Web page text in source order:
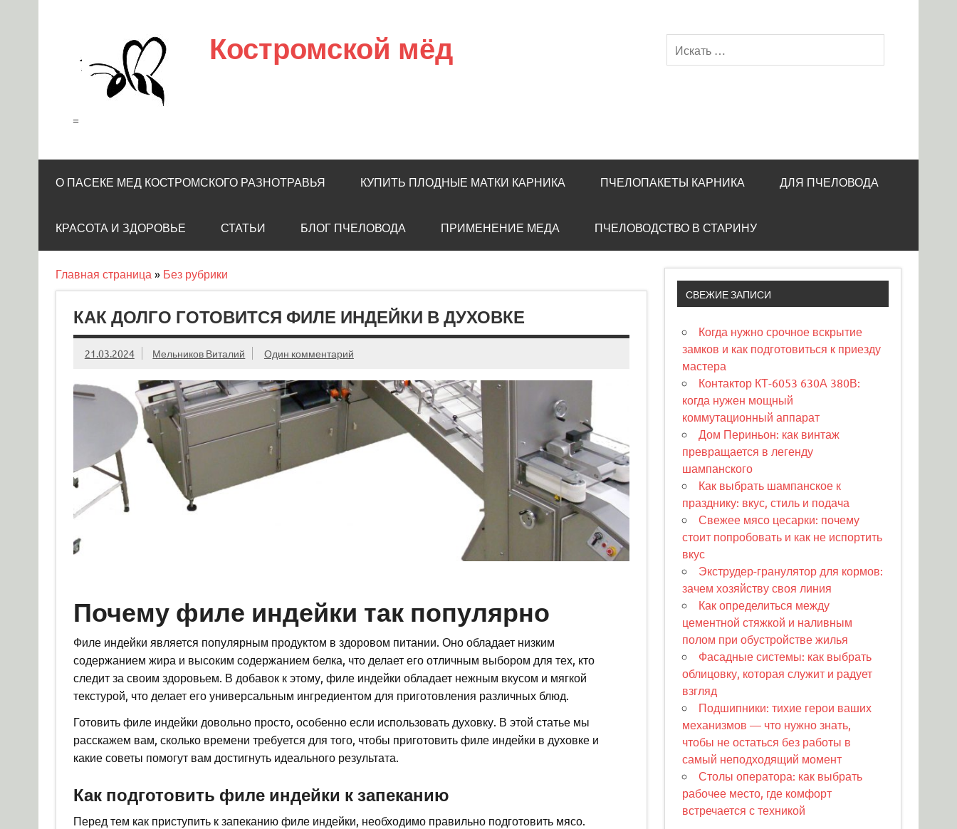
Костромской мёд
=
О ПАСЕКЕ МЕД КОСТРОМСКОГО РАЗНОТРАВЬЯ КУПИТЬ ПЛОДНЫЕ МАТКИ КАРНИКА ПЧЕЛОПАКЕТЫ КАРНИКА ДЛЯ ПЧЕЛОВОДА
КРАСОТА И ЗДОРОВЬЕ СТАТЬИ БЛОГ ПЧЕЛОВОДА ПРИМЕНЕНИЕ МЕДА ПЧЕЛОВОДСТВО В СТАРИНУ
Главная страница » Без рубрики
КАК ДОЛГО ГОТОВИТСЯ ФИЛЕ ИНДЕЙКИ В ДУХОВКЕ
21.03.2024 Мельников Виталий Один комментарий
Почему филе индейки так популярно
Филе индейки является популярным продуктом в здоровом питании. Оно обладает низким
содержанием жира и высоким содержанием белка, что делает его отличным выбором для тех, кто
следит за своим здоровьем. В добавок к этому, филе индейки обладает нежным вкусом и мягкой
текстурой, что делает его универсальным ингредиентом для приготовления различных блюд.
Готовить филе индейки довольно просто, особенно если использовать духовку. В этой статье мы
расскажем вам, сколько времени требуется для того, чтобы приготовить филе индейки в духовке и
какие советы помогут вам достигнуть идеального результата.
Как подготовить филе индейки к запеканию
Перед тем как приступить к запеканию филе индейки, необходимо правильно подготовить мясо.
СВЕЖИЕ ЗАПИСИ
Когда нужно срочное вскрытие
замков и как подготовиться к приезду
мастера
Контактор КТ-6053 630А 380В:
когда нужен мощный
коммутационный аппарат
Дом Периньон: как винтаж
превращается в легенду
шампанского
Как выбрать шампанское к
празднику: вкус, стиль и подача
Свежее мясо цесарки: почему
стоит попробовать и как не испортить
вкус
Экструдер-гранулятор для кормов:
зачем хозяйству своя линия
Как определиться между
цементной стяжкой и наливным
полом при обустройстве жилья
Фасадные системы: как выбрать
облицовку, которая служит и радует
взгляд
Подшипники: тихие герои ваших
механизмов — что нужно знать,
чтобы не остаться без работы в
самый неподходящий момент
Столы оператора: как выбрать
рабочее место, где комфорт
встречается с техникой